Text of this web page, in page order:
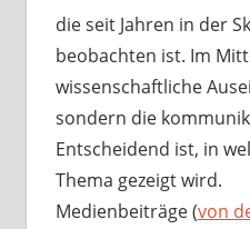
die seit Jahren in der
beobachten ist. Im
wissenschaftliche
sondern die
Entscheidend ist, in
Thema gezeigt wird.
Medienbeiträge (von